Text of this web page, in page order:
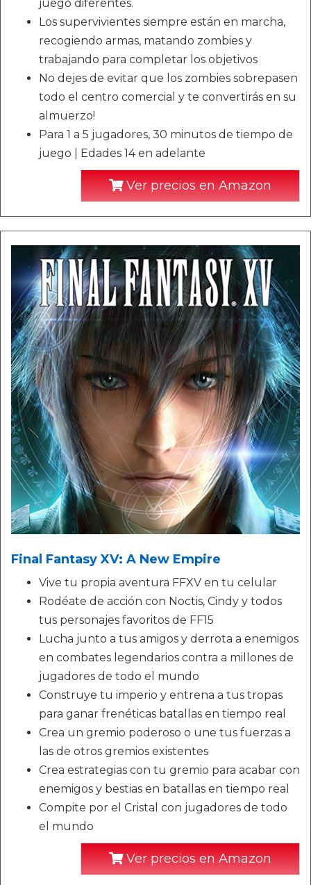
juego diferentes.
Los supervivientes siempre están en marcha,
recogiendo armas, matando zombies y
trabajando para completar los objetivos
No dejes de evitar que los zombies sobrepasen
todo el centro comercial y te convertirás en su
almuerzo!
Para 1 a 5 jugadores, 30 minutos de tiempo de
juego | Edades 14 en adelante
Ver precios en Amazon
Final Fantasy XV: A New Empire
Vive tu propia aventura FFXV en tu celular
Rodéate de acción con Noctis, Cindy y todos
tus personajes favoritos de FF15
Lucha junto a tus amigos y derrota a enemigos
en combates legendarios contra a millones de
jugadores de todo el mundo
Construye tu imperio y entrena a tus tropas
para ganar frenéticas batallas en tiempo real
Crea un gremio poderoso o une tus fuerzas a
las de otros gremios existentes
Crea estrategias con tu gremio para acabar con
enemigos y bestias en batallas en tiempo real
Compite por el Cristal con jugadores de todo
el mundo
Ver precios en Amazon